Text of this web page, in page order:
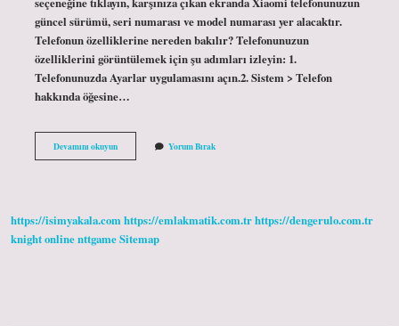
güncel sürümü, seri numarası ve model numarası yer alacaktır.
Telefonun özelliklerine nereden bakılır? Telefonunuzun
özelliklerini görüntülemek için şu adımları izleyin: 1.
Telefonunuzda Ayarlar uygulamasını açın.2. Sistem > Telefon
hakkında öğesine…
Devamını okuyunTelefonumun
Hangi
Yorum Bırak
https://isimyakala.comhttps://emlakmatik.com.trhttps://dengerulo.com.tr
knight onlinenttgameSitemap